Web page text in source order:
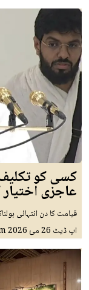
کسی کو
عاجزی
قیامت کا دن انتہائی
اپ ڈیٹ 26 مئ 2026